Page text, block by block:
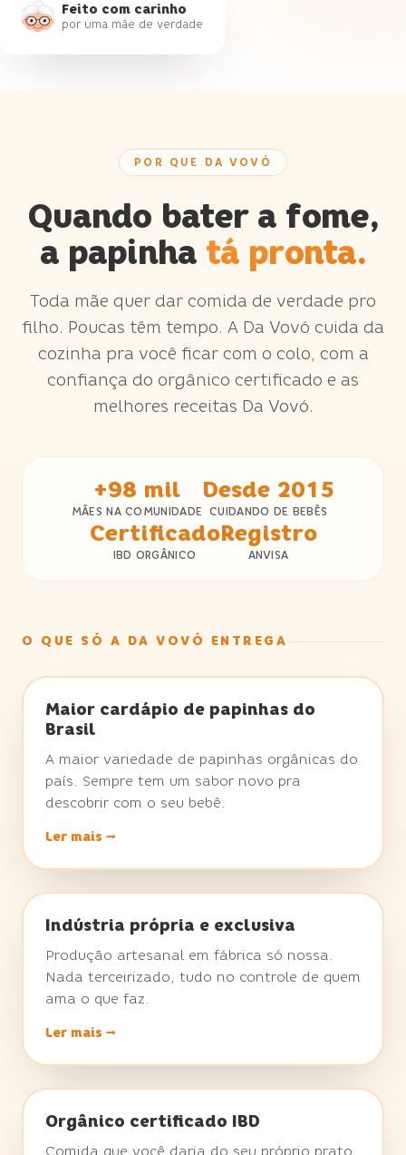
Feito com carinho
por uma mãe de verdade
POR QUE DA VOVÓ
Quando bater a fome,
a papinha tá pronta.
Toda mãe quer dar comida de verdade pro
filho. Poucas têm tempo. A Da Vovó cuida da
cozinha pra você ficar com o colo, com a
confiança do orgânico certificado e as
melhores receitas Da Vovó.
+98 mil
MÃES NA COMUNIDADE
Desde 2015
CUIDANDO DE BEBÊS
Certificado
IBD ORGÂNICO
Registro
ANVISA
O QUE SÓ A DA VOVÓ ENTREGA
★ DIFERENCIAL DA VOVÓ
Maior cardápio de papinhas do
Brasil
A maior variedade de papinhas orgânicas do
país. Sempre tem um sabor novo pra
descobrir com o seu bebê.
Ler mais →
★ DIFERENCIAL DA VOVÓ
Indústria própria e exclusiva
Produção artesanal em fábrica só nossa.
Nada terceirizado, tudo no controle de quem
ama o que faz.
Ler mais →
★ DIFERENCIAL DA VOVÓ
Orgânico certificado IBD
Comida que você daria do seu próprio prato.